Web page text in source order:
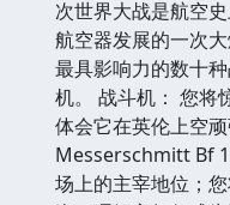
次世界大战是航空
航空器发展的一次
最具影响力的数十
机。 战斗机： 您将
体会它在英伦上空
Messerschmitt Bf
场上的主宰地位；